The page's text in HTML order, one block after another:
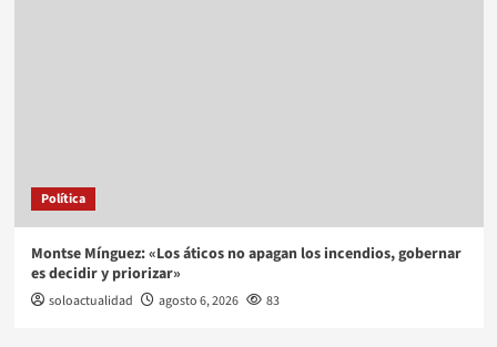
Política
Montse Mínguez: «Los áticos no apagan los incendios, gobernar
es decidir y priorizar»
soloactualidad agosto 6, 2026 83